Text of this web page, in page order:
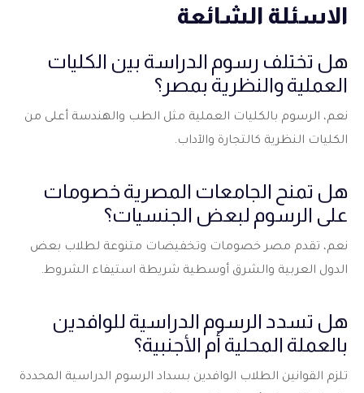
الاسئلة الشائعة
هل تختلف رسوم الدراسة بين الكليات
العملية والنظرية بمصر؟
نعم، الرسوم بالكليات العملية مثل الطب والهندسة أعلى من
الكليات النظرية كالتجارة والآداب.
هل تمنح الجامعات المصرية خصومات
على الرسوم لبعض الجنسيات؟
نعم، تقدم مصر خصومات وتخفيضات متنوعة لطلاب بعض
الدول العربية والشرق أوسطية شريطة استيفاء الشروط.
هل تسدد الرسوم الدراسية للوافدين
بالعملة المحلية أم الأجنبية؟
تلزم القوانين الطلاب الوافدين بسداد الرسوم الدراسية المحددة